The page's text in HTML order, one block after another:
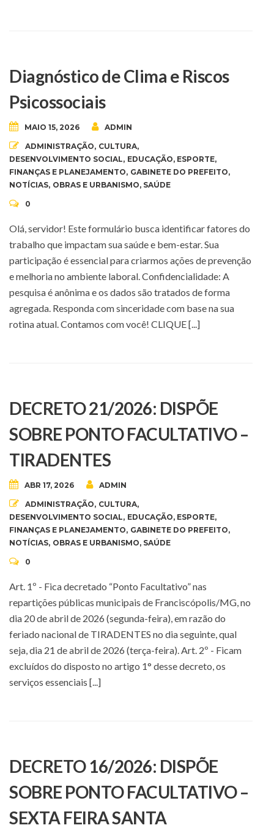
Diagnóstico de Clima e Riscos
Psicossociais
MAIO 15, 2026 ADMIN
ADMINISTRAÇÃO, CULTURA,
DESENVOLVIMENTO SOCIAL, EDUCAÇÃO, ESPORTE,
FINANÇAS E PLANEJAMENTO, GABINETE DO PREFEITO,
NOTÍCIAS, OBRAS E URBANISMO, SAÚDE
0
Olá, servidor! Este formulário busca identificar fatores do
trabalho que impactam sua saúde e bem-estar. Sua
participação é essencial para criarmos ações de prevenção
e melhoria no ambiente laboral. Confidencialidade: A
pesquisa é anônima e os dados são tratados de forma
agregada. Responda com sinceridade com base na sua
rotina atual. Contamos com você! CLIQUE [...]
DECRETO 21/2026: DISPÕE
SOBRE PONTO FACULTATIVO –
TIRADENTES
ABR 17, 2026 ADMIN
ADMINISTRAÇÃO, CULTURA,
DESENVOLVIMENTO SOCIAL, EDUCAÇÃO, ESPORTE,
FINANÇAS E PLANEJAMENTO, GABINETE DO PREFEITO,
NOTÍCIAS, OBRAS E URBANISMO, SAÚDE
0
Art. 1º - Fica decretado “Ponto Facultativo” nas
repartições públicas municipais de Franciscópolis/MG, no
dia 20 de abril de 2026 (segunda-feira), em razão do
feriado nacional de TIRADENTES no dia seguinte, qual
seja, dia 21 de abril de 2026 (terça-feira). Art. 2º - Ficam
excluídos do disposto no artigo 1° desse decreto, os
serviços essenciais [...]
DECRETO 16/2026: DISPÕE
SOBRE PONTO FACULTATIVO –
SEXTA FEIRA SANTA